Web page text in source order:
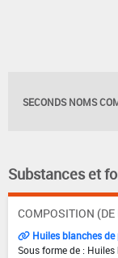
SECONDS NOMS
Substances et
COMPOSITION
Huiles blanches de
Sous forme de :